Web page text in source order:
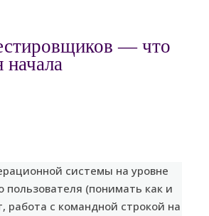
— что
системы на уровне
пользователя (понимать как и
работа с командной строкой на